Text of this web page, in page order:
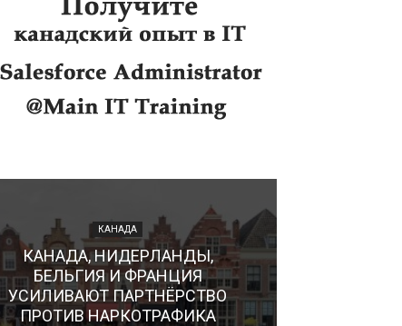
КАНАДА
КАНАДА, НИДЕРЛАНДЫ,
БЕЛЬГИЯ И ФРАНЦИЯ
УСИЛИВАЮТ ПАРТНЁРСТВО
ПРОТИВ НАРКОТРАФИКА